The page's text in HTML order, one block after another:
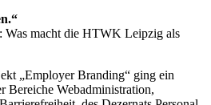
Was macht die HTWK Leipzig als
„Employer Branding“ ging ein
Bereiche Webadministration,